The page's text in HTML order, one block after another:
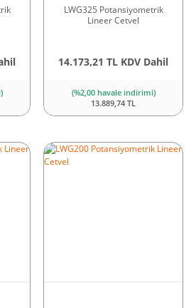
LWG325 Potansiyometrik
Lineer Cetvel
14.173,21 TL KDV Dahil
(%2,00 havale indirimi)
13.889,74 TL